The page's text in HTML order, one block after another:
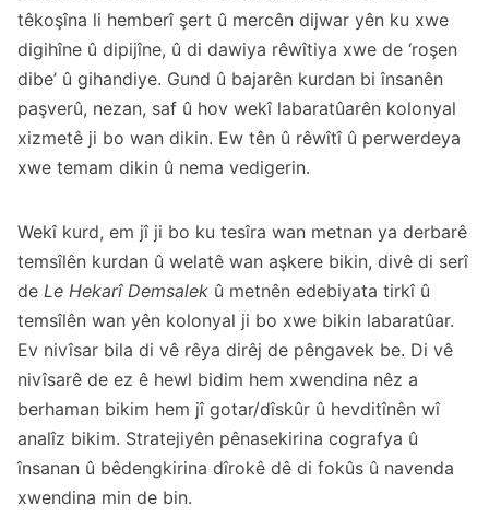
têkoşîna li hemberî şert û mercên dijwar yên ku xwe
digihîne û dipijîne, û di dawiya rêwîtiya xwe de ‘roşen
dibe’ û gihandiye. Gund û bajarên kurdan bi însanên
paşverû, nezan, saf û hov wekî labaratûarên kolonyal
xizmetê ji bo wan dikin. Ew tên û rêwîtî û perwerdeya
xwe temam dikin û nema vedigerin.
Wekî kurd, em jî ji bo ku tesîra wan metnan ya derbarê
temsîlên kurdan û welatê wan aşkere bikin, divê di serî
de Le Hekarî Demsalek û metnên edebiyata tirkî û
temsîlên wan yên kolonyal ji bo xwe bikin labaratûar.
Ev nivîsar bila di vê rêya dirêj de pêngavek be. Di vê
nivîsarê de ez ê hewl bidim hem xwendina nêz a
berhaman bikim hem jî gotar/dîskûr û hevditînên wî
analîz bikim. Stratejiyên pênasekirina cografya û
însanan û bêdengkirina dîrokê dê di fokûs û navenda
xwendina min de bin.